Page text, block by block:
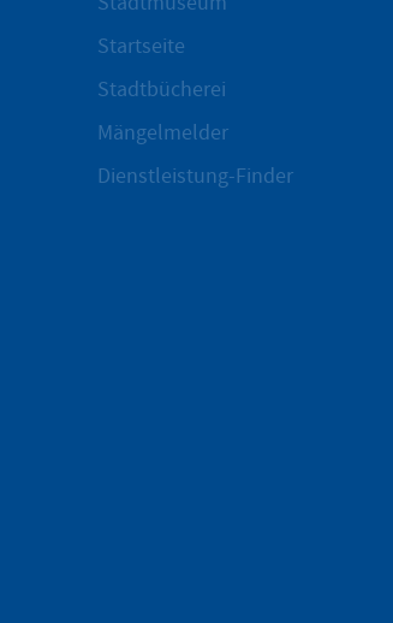
Startseite
Stadtbücherei
Mängelmelder
Dienstleistung-Finder